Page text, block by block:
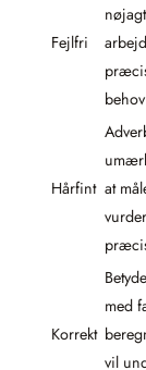
Fejlfri
Hårfint at
Korrekt
med
vil